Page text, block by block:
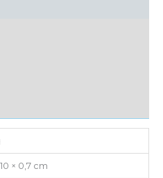
× 0,7 cm